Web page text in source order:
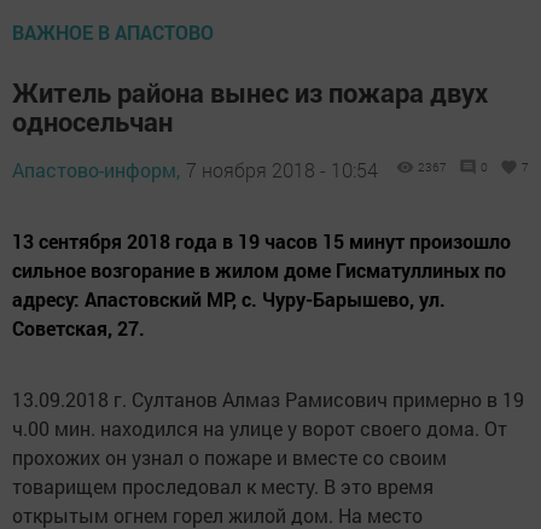
ВАЖНОЕ В АПАСТОВО
Житель района вынес из пожара двух
односельчан
Апастово-информ, 7 ноября 2018 - 10:54 2367 0 7
13 сентября 2018 года в 19 часов 15 минут произошло
сильное возгорание в жилом доме Гисматуллиных по
адресу: Апастовский МР, с. Чуру-Барышево, ул.
Советская, 27.
13.09.2018 г. Султанов Алмаз Рамисович примерно в 19
ч.00 мин. находился на улице у ворот своего дома. От
прохожих он узнал о пожаре и вместе со своим
товарищем проследовал к месту. В это время
открытым огнем горел жилой дом. На место